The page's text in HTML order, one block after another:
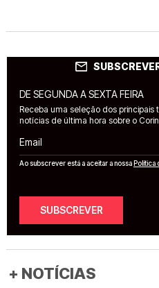
DE SEGUNDA A SEXTA FEIRA
Receba uma seleção dos
notícias de última hora sobre o
Email
Ao subscrever está a aceitar a nossaPolítica
SUBSCREVER
+ NOTÍCIAS